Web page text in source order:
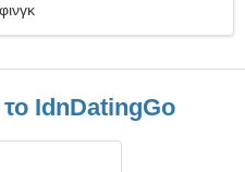
το IdnDatingGo